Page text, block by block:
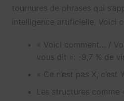
tournures de phrases qui
intelligence artificielle. Voici
« Voici comment… /
vous dit »: -9,7 % de
« Ce n’est pas X,
Les structures comme